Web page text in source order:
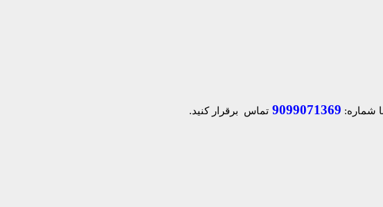
9099071369 تماس برقرار کنید.